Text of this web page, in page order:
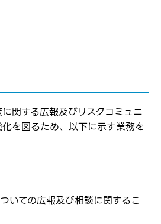
関する広報及びリスクコミュニ
を図るため、以下に示す業務を
いての広報及び相談に関するこ